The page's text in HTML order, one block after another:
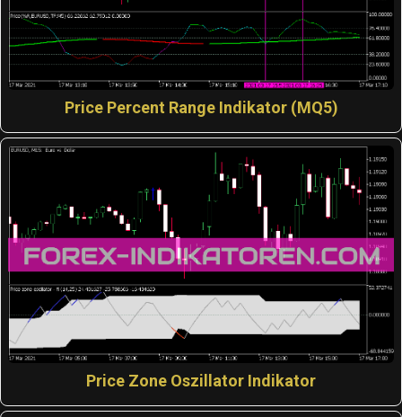
Price Percent Range Indikator (MQ5)
Price Zone Oszillator Indikator